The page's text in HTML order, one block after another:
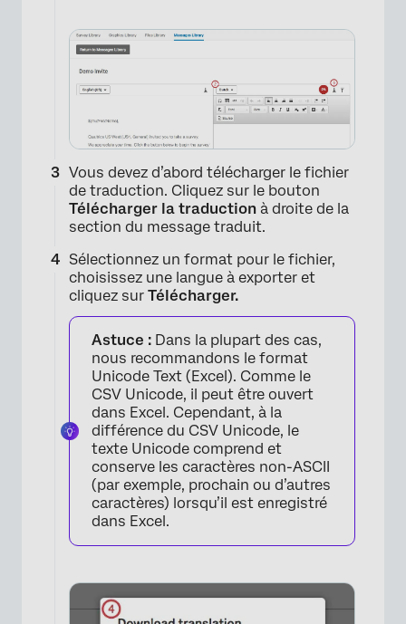
Vous devez d’abord télécharger le fichier
de traduction. Cliquez sur le bouton
Télécharger la traduction à droite de la
section du message traduit.
Sélectionnez un format pour le fichier,
choisissez une langue à exporter et
cliquez sur Télécharger.
Astuce : Dans la plupart des cas,
nous recommandons le format
Unicode Text (Excel). Comme le
CSV Unicode, il peut être ouvert
dans Excel. Cependant, à la
différence du CSV Unicode, le
texte Unicode comprend et
conserve les caractères non-ASCII
(par exemple, prochain ou d’autres
caractères) lorsqu’il est enregistré
dans Excel.